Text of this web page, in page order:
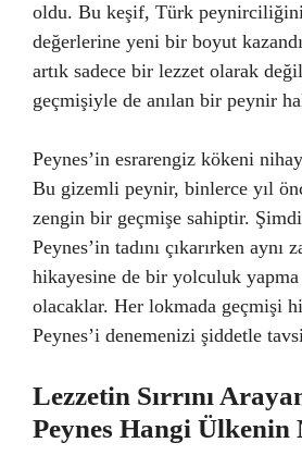
oldu. Bu keşif, Türk
değerlerine yeni bir boyut
artık sadece bir lezzet olarak
geçmişiyle de anılan bir peynir
Peynes’in esrarengiz kökeni
Bu gizemli peynir, binlerce yıl
zengin bir geçmişe sahiptir.
Peynes’in tadını çıkarırken aynı
hikayesine de bir yolculuk yapma
olacaklar. Her lokmada geçmişi
Peynes’i denemenizi şiddetle
Lezzetin Sırrını
Peynes Hangi Ülkenin